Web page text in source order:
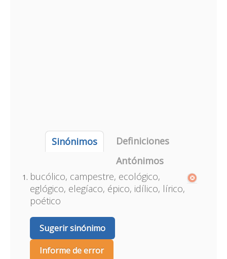
Sinónimos
Definiciones
Antónimos
bucólico, campestre, ecológico,
eglógico, elegíaco, épico, idílico, lírico,
poético
Sugerir sinónimo
Informe de error